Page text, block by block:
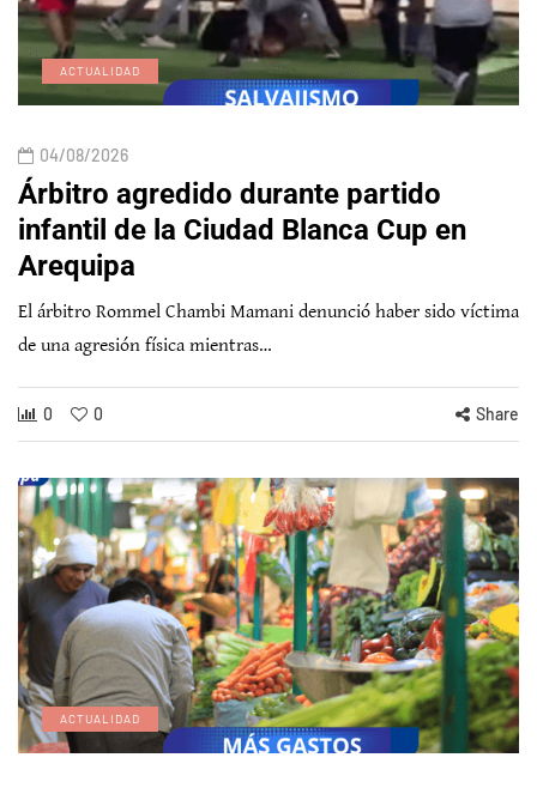
ACTUALIDAD
04/08/2026
Árbitro agredido durante partido
infantil de la Ciudad Blanca Cup en
Arequipa
El árbitro Rommel Chambi Mamani denunció haber sido víctima
de una agresión física mientras…
0 0 Share
ACTUALIDAD